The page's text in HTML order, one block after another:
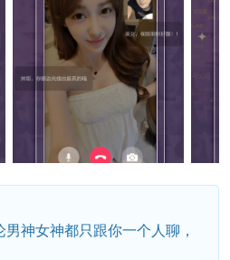
神女神都只跟你一个人聊，